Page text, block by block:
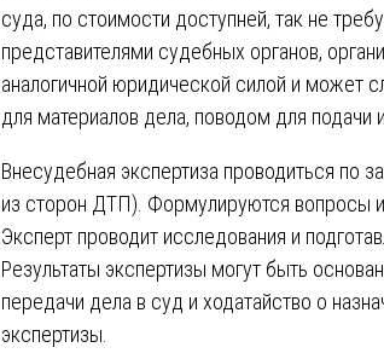
суда, по стоимости доступней, так не
представителями судебных органов,
аналогичной юридической силой и может
для материалов дела, поводом для подачи
Внесудебная экспертиза проводиться по
из сторон ДТП). Формулируются вопросы и
Эксперт проводит исследования и
Результаты экспертизы могут быть
передачи дела в суд и ходатайство о
экспертизы.